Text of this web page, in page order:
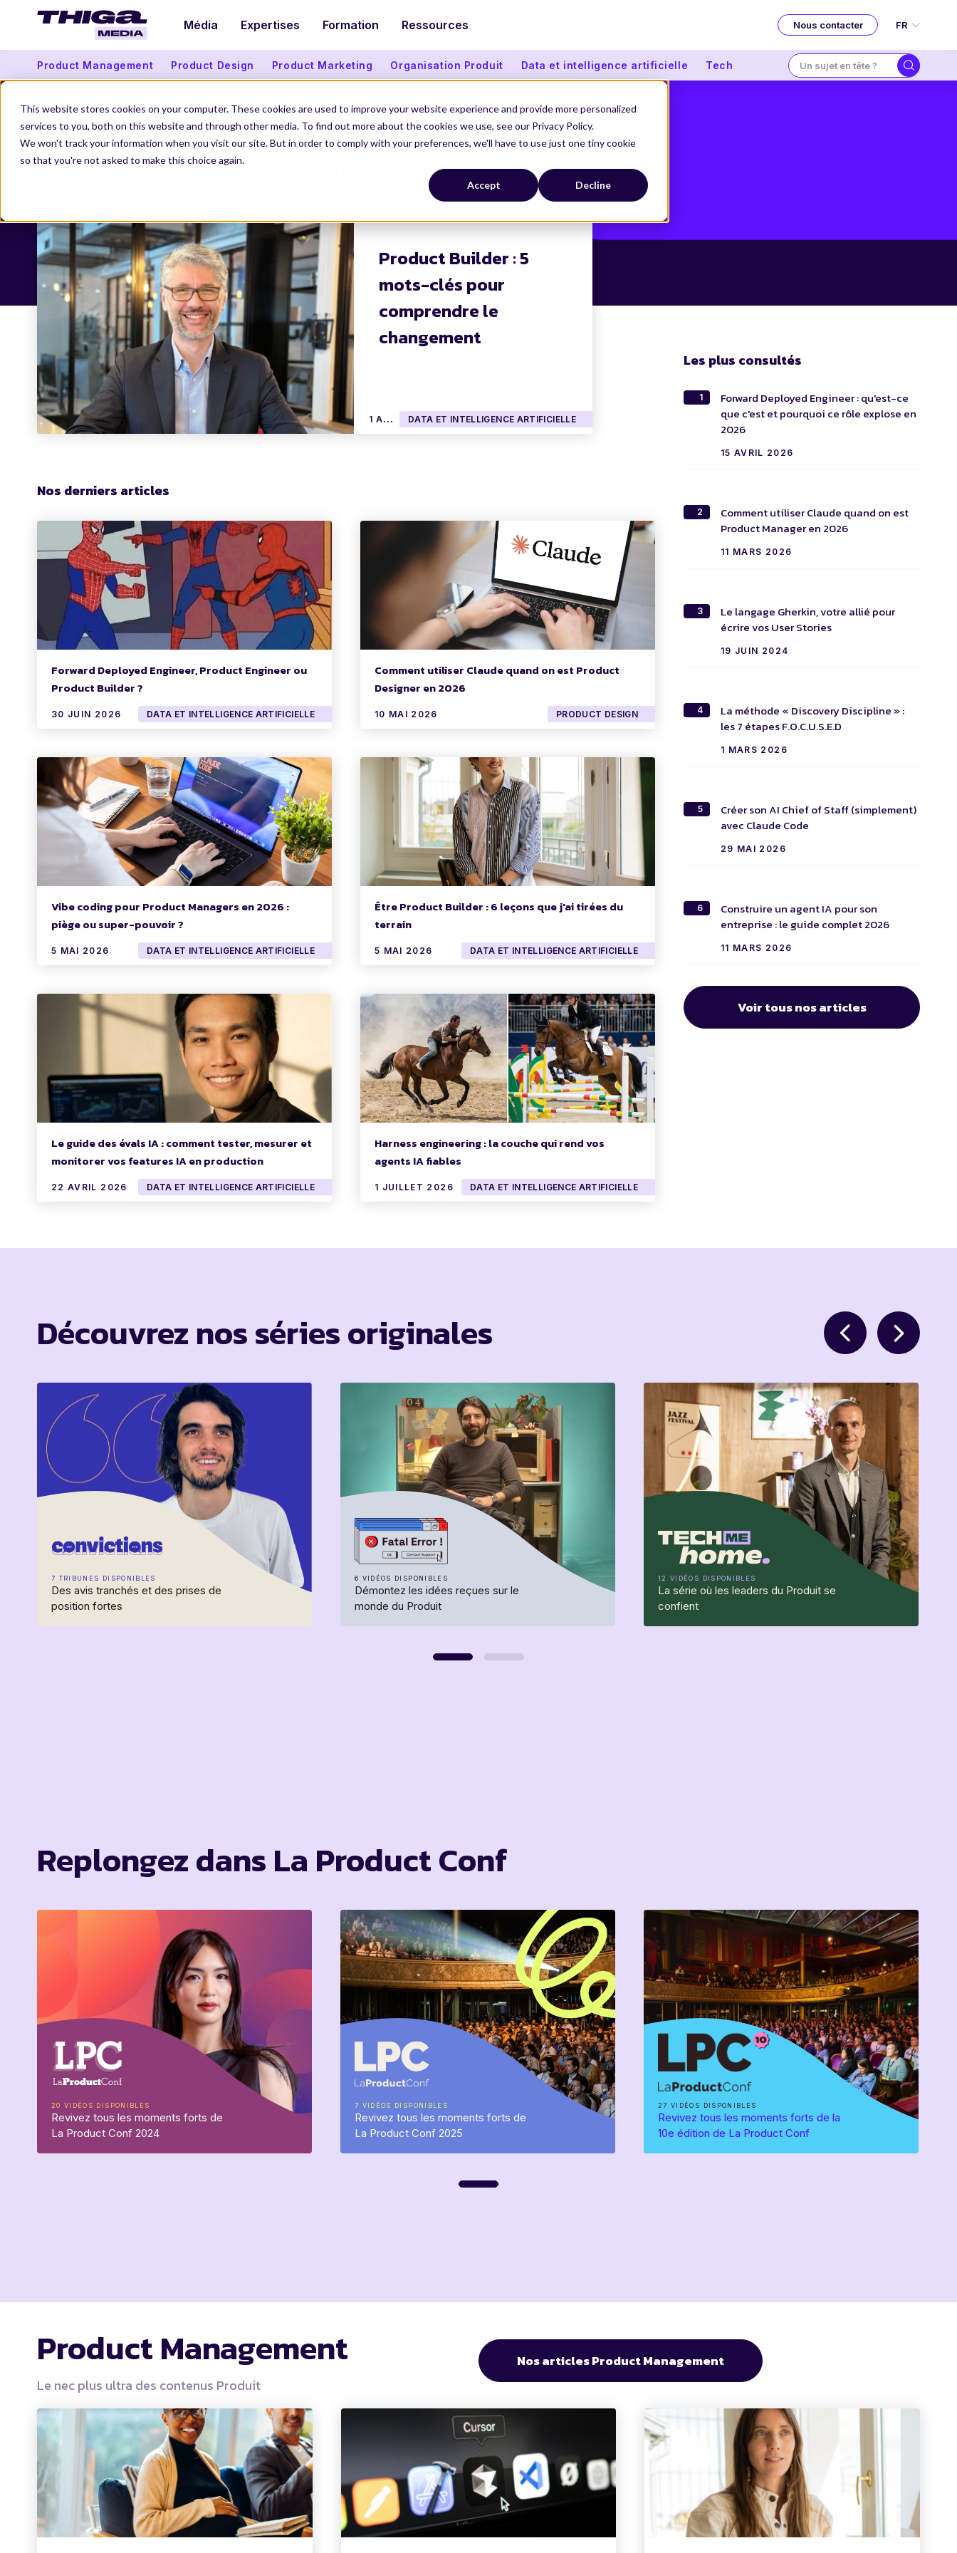
This website stores cookies on your computer. These cookies are used to improve your website experience and provide more personalized
services to you, both on this website and through other media. To find out more about the cookies we use, see our Privacy Policy.
We won't track your information when you visit our site. But in order to comply with your preferences, we'll have to use just one tiny cookie
so that you're not asked to make this choice again.
Accept Decline
Média Expertises Formation Ressources Nous contacter FR
Product Management Product Design Product Marketing Organisation Produit Data et intelligence artificielle Tech
LE MÉDIA QUIÉCLAIRE
LESLEADERS DU PRODUIT
Product Builder : 5
mots-clés pour
comprendre le
changement
1
AVRIL 2026 DATA ET INTELLIGENCE ARTIFICIELLE
Nos derniers articles
Forward Deployed Engineer, Product Engineer ou
Product Builder ?
30 JUIN 2026 DATA ET INTELLIGENCE ARTIFICIELLE
Comment utiliser Claude quand on est Product
Designer en 2026
10 MAI 2026 PRODUCT DESIGN
Vibe coding pour Product Managers en 2026 :
piège ou super-pouvoir ?
5 MAI 2026 DATA ET INTELLIGENCE ARTIFICIELLE
Être Product Builder : 6 leçons que j'ai tirées du
terrain
5 MAI 2026 DATA ET INTELLIGENCE ARTIFICIELLE
Le guide des évals IA : comment tester, mesurer et
monitorer vos features IA en production
22 AVRIL 2026 DATA ET INTELLIGENCE ARTIFICIELLE
Harness engineering : la couche qui rend vos
agents IA fiables
1 JUILLET 2026 DATA ET INTELLIGENCE ARTIFICIELLE
Les plus consultés
1
Forward Deployed Engineer : qu'est-ce
que c'est et pourquoi ce rôle explose en
2026
15 AVRIL 2026
2
Comment utiliser Claude quand on est
Product Manager en 2026
11 MARS 2026
3
Le langage Gherkin, votre allié pour
écrire vos User Stories
19 JUIN 2024
4
La méthode « Discovery Discipline » :
les 7 étapes F.O.C.U.S.E.D
1 MARS 2026
5
Créer son AI Chief of Staff (simplement)
avec Claude Code
29 MAI 2026
6
Construire un agent IA pour son
entreprise : le guide complet 2026
11 MARS 2026
Voir tous nos articles
Découvrez nos séries originales
7 TRIBUNES DISPONIBLES
Des avis tranchés et des prises de
position fortes
6 VIDÉOS DISPONIBLES
Démontez les idées reçues sur le
monde du Produit
12 VIDÉOS DISPONIBLES
La série où les leaders du Produit se
confient
Replongez dans La Product Conf
20 VIDÉOS DISPONIBLES
Revivez tous les moments forts de
La Product Conf 2024
7 VIDÉOS DISPONIBLES
Revivez tous les moments forts de
La Product Conf 2025
27 VIDÉOS DISPONIBLES
Revivez tous les moments forts de la
10e édition de La Product Conf
Product Management
Le nec plus ultra des contenus Produit
Nos articles Product Management